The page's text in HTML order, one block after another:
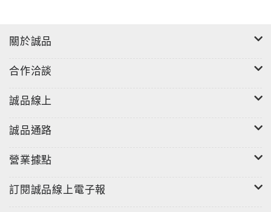
者經歷與人生啟示。搭配圖表、指示圖的簡要切實的理
Graves, John Merrill, A. Eugene Kohn, Victoria
快的筆調，解決了令所有空間設計師創業時想了就頭痛
的事。
關於誠品
合作洽談
誠品線上
誠品通路
營業據點
訂閱誠品線上電子報